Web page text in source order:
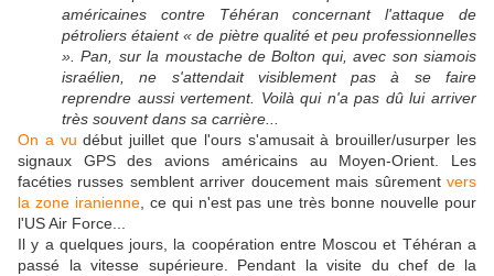
américaines contre Téhéran concernant l'attaque de
pétroliers étaient « de piètre qualité et peu professionnelles
». Pan, sur la moustache de Bolton qui, avec son siamois
israélien, ne s'attendait visiblement pas à se faire
reprendre aussi vertement. Voilà qui n'a pas dû lui arriver
très souvent dans sa carrière...
On a vu début juillet que l'ours s'amusait à brouiller/usurper les
signaux GPS des avions américains au Moyen-Orient. Les
facéties russes semblent arriver doucement mais sûrement vers
la zone iranienne, ce qui n'est pas une très bonne nouvelle pour
l'US Air Force...
Il y a quelques jours, la coopération entre Moscou et Téhéran a
passé la vitesse supérieure. Pendant la visite du chef de la